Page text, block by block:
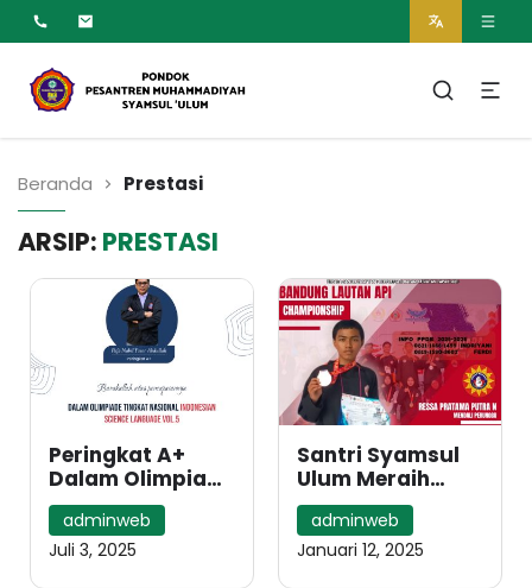
Pesantren Syamsul
Ulum Muhammadiyah
Beranda Prestasi
ARSIP: PRESTASI
Peringkat A+
Dalam Olimpiade
Tingkat Nasional
Indonesian
Science
adminweb
Juli 3, 2025
Santri Syamsul
Ulum Meraih
Prestasi di Ajang
Tapak Suci
Bandung
adminweb
Januari 12, 2025